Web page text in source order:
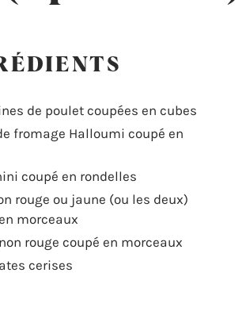
de poulet coupées en cubes
fromage Halloumi coupé en
coupé en rondelles
rouge ou jaune (ou les deux)
morceaux
rouge coupé en morceaux
cerises